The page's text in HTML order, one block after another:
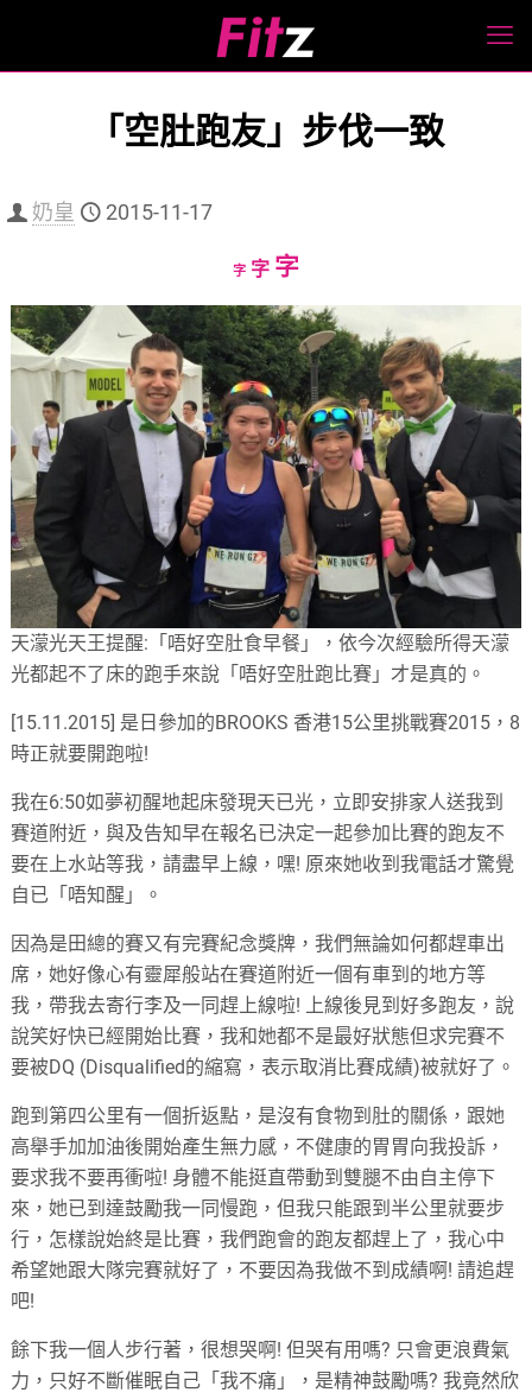
「空肚跑友」步伐一致
奶皇 2015-11-17
字Decrease
size.
字Reset
size.
字Increase
size.
天濛光天王提醒:「唔好空肚食早餐」，依今次經驗所得天濛
光都起不了床的跑手來說「唔好空肚跑比賽」才是真的。
[15.11.2015] 是日參加的BROOKS 香港15公里挑戰賽2015，8
時正就要開跑啦!
我在6:50如夢初醒地起床發現天已光，立即安排家人送我到
賽道附近，與及告知早在報名已決定一起參加比賽的跑友不
要在上水站等我，請盡早上線，嘿! 原來她收到我電話才驚覺
自已「唔知醒」。
因為是田總的賽又有完賽紀念獎牌，我們無論如何都趕車出
席，她好像心有靈犀般站在賽道附近一個有車到的地方等
我，帶我去寄行李及一同趕上線啦! 上線後見到好多跑友，說
說笑好快已經開始比賽，我和她都不是最好狀態但求完賽不
要被DQ (Disqualified的縮寫，表示取消比賽成績)被就好了。
跑到第四公里有一個折返點，是沒有食物到肚的關係，跟她
高舉手加加油後開始產生無力感，不健康的胃胃向我投訴，
要求我不要再衝啦! 身體不能挺直帶動到雙腿不由自主停下
來，她已到達鼓勵我一同慢跑，但我只能跟到半公里就要步
行，怎樣說始終是比賽，我們跑會的跑友都趕上了，我心中
希望她跟大隊完賽就好了，不要因為我做不到成績啊! 請追趕
吧!
餘下我一個人步行著，很想哭啊! 但哭有用嗎? 只會更浪費氣
力，只好不斷催眠自己「我不痛」，是精神鼓勵嗎? 我竟然欣